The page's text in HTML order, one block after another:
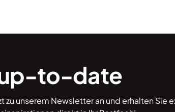
to-date
zu unserem Newsletter an und erhalten Sie